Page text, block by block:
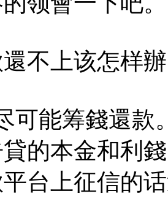
不上该怎样辦
可能筹錢還款
的本金和利
台上征信的